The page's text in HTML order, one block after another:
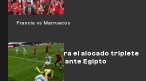
Francia vs Marruecos
La FIFA celebra el alocado triplete
de Argentina ante Egipto